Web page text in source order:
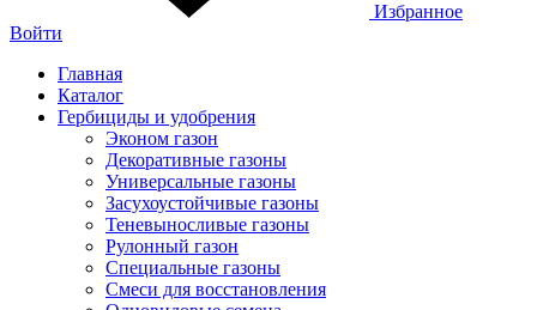
Избранное
Войти
Главная
Каталог
Гербициды и удобрения
Эконом газон
Декоративные газоны
Универсальные газоны
Засухоустойчивые газоны
Теневыносливые газоны
Рулонный газон
Специальные газоны
Смеси для восстановления